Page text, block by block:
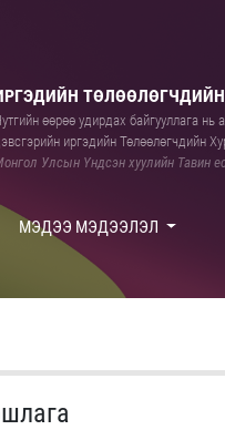
өөрөө удирдах байгууллага нь
иргэдийн Төлөөлөгчдийн
Улсын Үндсэн хуулийн Тавин
МЭДЭЭ МЭДЭЭЛЭЛ